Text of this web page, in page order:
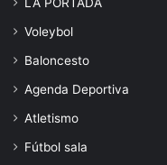
LA PORTADA
Voleybol
Baloncesto
Agenda Deportiva
Atletismo
Fútbol sala